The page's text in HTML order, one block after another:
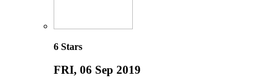
6 Stars
FRI, 06 Sep 2019